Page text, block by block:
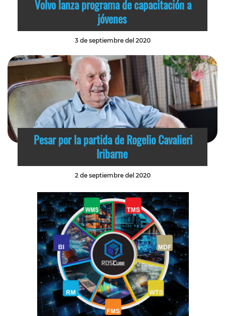
Volvo lanza programa de capacitación a
jóvenes
3 de septiembre del 2020
Pesar por la partida de Rogelio Cavalieri
Iribarne
2 de septiembre del 2020